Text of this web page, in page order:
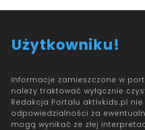
Użytkowniku!
Informacje zamieszczone w
należy traktować wyłącznie
Redakcja Portalu aktivkids.pl nie
odpowiedzialności za
mogą wynikać ze złej